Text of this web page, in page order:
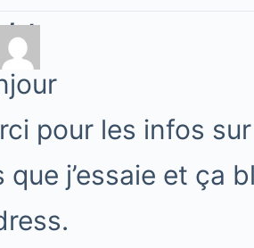
pour les infos
que j’essaie et ça